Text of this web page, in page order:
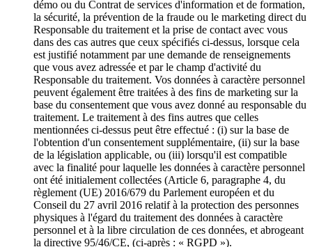
démo ou du Contrat de services d'information et de formation,
la sécurité, la prévention de la fraude ou le marketing direct du
Responsable du traitement et la prise de contact avec vous
dans des cas autres que ceux spécifiés ci-dessus, lorsque cela
est justifié notamment par une demande de renseignements
que vous avez adressée et par le champ d'activité du
Responsable du traitement. Vos données à caractère personnel
peuvent également être traitées à des fins de marketing sur la
base du consentement que vous avez donné au responsable du
traitement. Le traitement à des fins autres que celles
mentionnées ci-dessus peut être effectué : (i) sur la base de
l'obtention d'un consentement supplémentaire, (ii) sur la base
de la législation applicable, ou (iii) lorsqu'il est compatible
avec la finalité pour laquelle les données à caractère personnel
ont été initialement collectées (Article 6, paragraphe 4, du
règlement (UE) 2016/679 du Parlement européen et du
Conseil du 27 avril 2016 relatif à la protection des personnes
physiques à l'égard du traitement des données à caractère
personnel et à la libre circulation de ces données, et abrogeant
la directive 95/46/CE, (ci-après : « RGPD »).